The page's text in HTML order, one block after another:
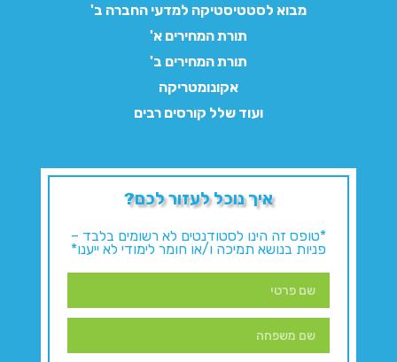
מבוא לסטטיסטיקה למדעי החברה ב'
תורת המחירים א'
תורת המחירים ב'
אקונומטריקה
ועוד שלל קורסים רבים
איך נוכל לעזור לכם?
*טופס זה הינו לסטודנטים לא רשומים בלבד –
פניות בנושא תמיכה ו/או חומר לימודי לא ייענו*